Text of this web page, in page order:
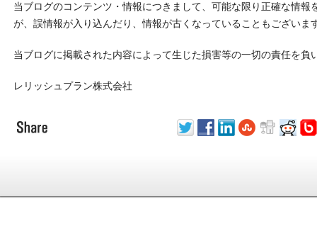
当ブログのコンテンツ・情報につきまして、可能な限り正確な情報
が、誤情報が入り込んだり、情報が古くなっていることもございま
当ブログに掲載された内容によって生じた損害等の一切の責任を負
レリッシュプラン株式会社
サラリーマン大家さんを応援！マンション経営、アパート経営の空室